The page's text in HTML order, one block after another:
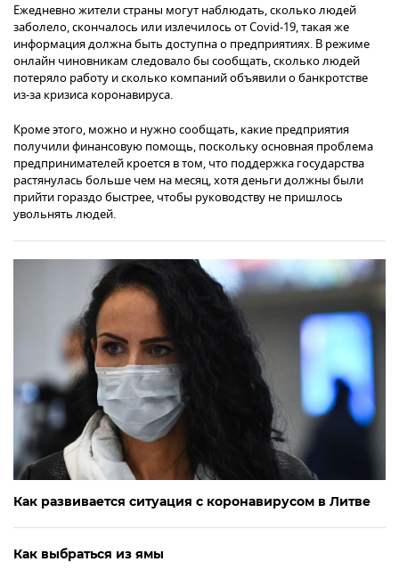
Ежедневно жители страны могут наблюдать, сколько людей
заболело, скончалось или излечилось от Covid-19, такая же
информация должна быть доступна о предприятиях. В режиме
онлайн чиновникам следовало бы сообщать, сколько людей
потеряло работу и сколько компаний объявили о банкротстве
из-за кризиса коронавируса.
Кроме этого, можно и нужно сообщать, какие предприятия
получили финансовую помощь, поскольку основная проблема
предпринимателей кроется в том, что поддержка государства
растянулась больше чем на месяц, хотя деньги должны были
прийти гораздо быстрее, чтобы руководству не пришлось
увольнять людей.
Как развивается ситуация с коронавирусом в Литве
Как выбраться из ямы